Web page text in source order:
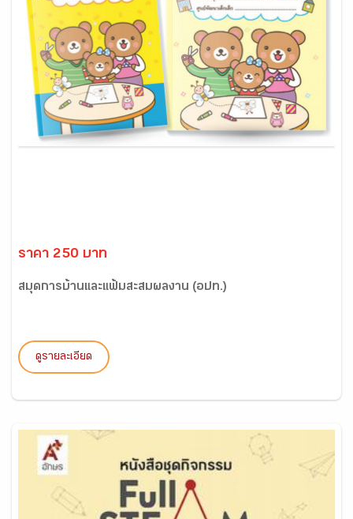
ราคา 250 บาท
สมุดการบ้านและแฟ้มสะสมผลงาน (อปท.)
ดูรายละเอียด